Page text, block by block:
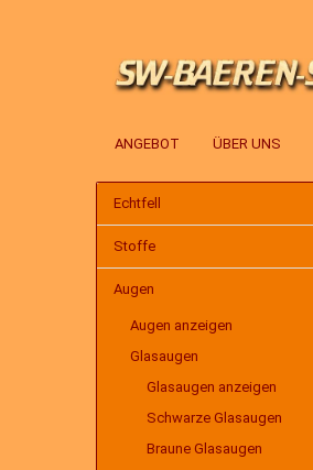
ANGEBOT ÜBER UNS
Echtfell
Stoffe
Augen
Augen anzeigen
Glasaugen
Glasaugen anzeigen
Schwarze Glasaugen
Braune Glasaugen